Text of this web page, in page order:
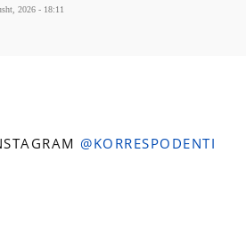
2026 - 18:11
@KORRESPODENTI